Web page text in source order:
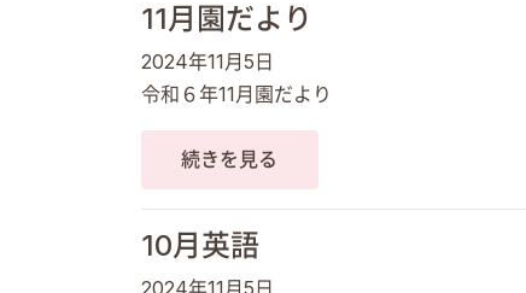
11月園だより
2024年11月5日
令和６年11月園だより
続きを見る
10月英語